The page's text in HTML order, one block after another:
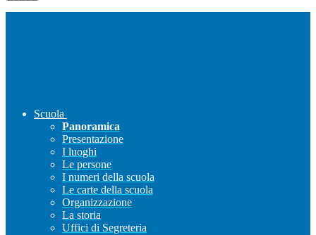
Scuola
Panoramica
Presentazione
I luoghi
Le persone
I numeri della scuola
Le carte della scuola
Organizzazione
La storia
Uffici di Segreteria